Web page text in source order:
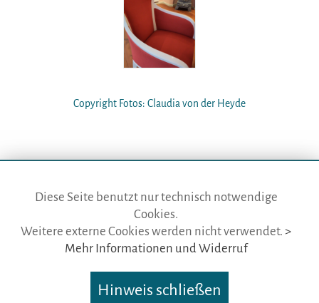
Copyright Fotos: Claudia von der Heyde
die gästeführer · vertr. durch BVGD · Gustav-Adolf-Str. 33 · D-90439
Nutzungsbedingungen · Impressum · Datenschutz
Diese Seite benutzt nur technisch notwendige
Cookies.
Weitere externe Cookies werden nicht verwendet. >
Mehr Informationen und Widerruf
Hinweis schließen